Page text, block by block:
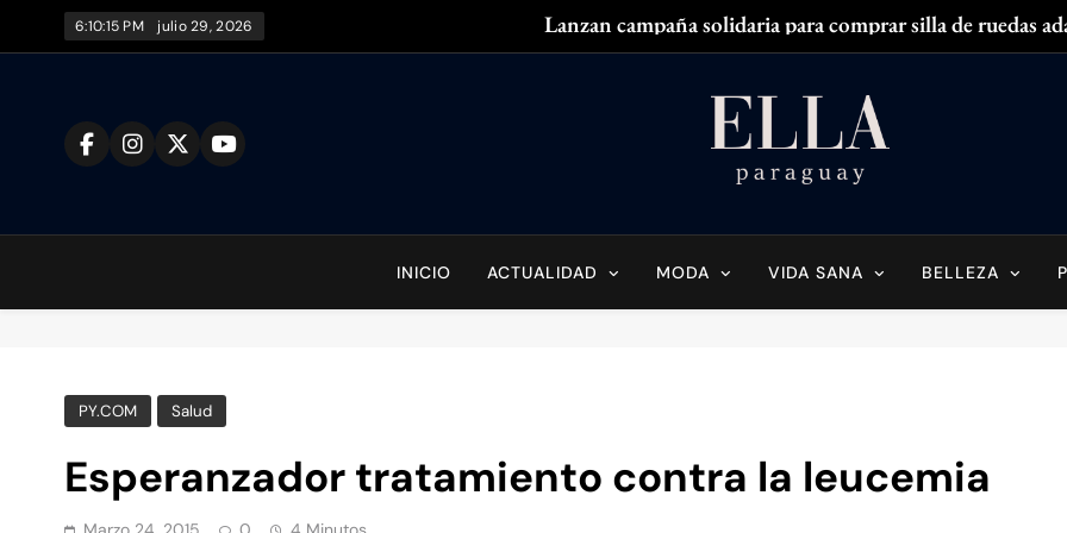
6:10:16 PM julio 29, 2026
Lanzan campaña solidaria para comprar silla de ruedas
Zendaya
Ella Paraguay
INICIO ACTUALIDAD MODA VIDA SANA BELLEZA
PY.COM Salud
Esperanzador tratamiento contra la leucemia